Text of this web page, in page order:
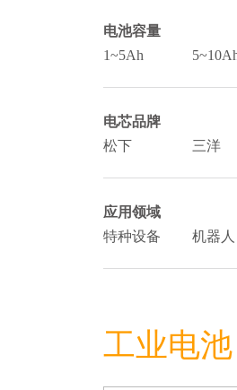
电池容量
1~5Ah
电芯品牌
松下
三洋
应用领域
特种设备
机器人
工业电池